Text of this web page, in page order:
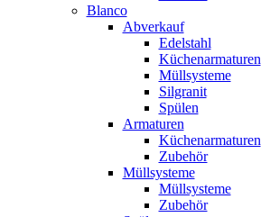
Blanco
Abverkauf
Edelstahl
Küchenarmaturen
Müllsysteme
Silgranit
Spülen
Armaturen
Küchenarmaturen
Zubehör
Müllsysteme
Müllsysteme
Zubehör